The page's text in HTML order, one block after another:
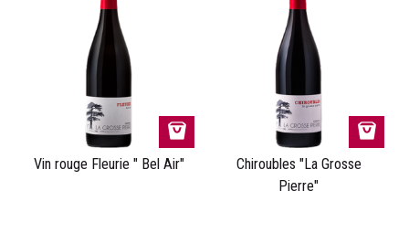
Vin rouge Fleurie " Bel Air"
Chiroubles "La Grosse
Pierre"